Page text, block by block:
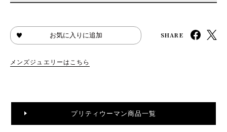
お気に入りに追加 SHARE
メンズジュエリーはこちら
プリティウーマン商品一覧